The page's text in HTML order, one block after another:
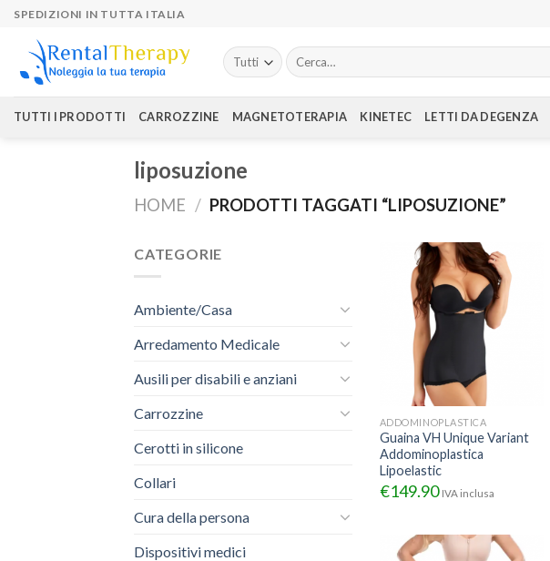
Skip
content
SPEDIZIONI IN TUTTA ITALIA
Cerca:
TUTTI I PRODOTTI CARROZZINE MAGNETOTERAPIA KINETEC LETTI DA DEGENZA
liposuzione
HOME / PRODOTTI TAGGATI “LIPOSUZIONE”
CATEGORIE
Ambiente/Casa
Arredamento Medicale
Ausili per disabili e anziani
Carrozzine
Cerotti in silicone
Collari
Cura della persona
Dispositivi medici
ADDOMINOPLASTICA
Guaina VH Unique Variant
Addominoplastica
Lipoelastic
€149.90 IVA inclusa